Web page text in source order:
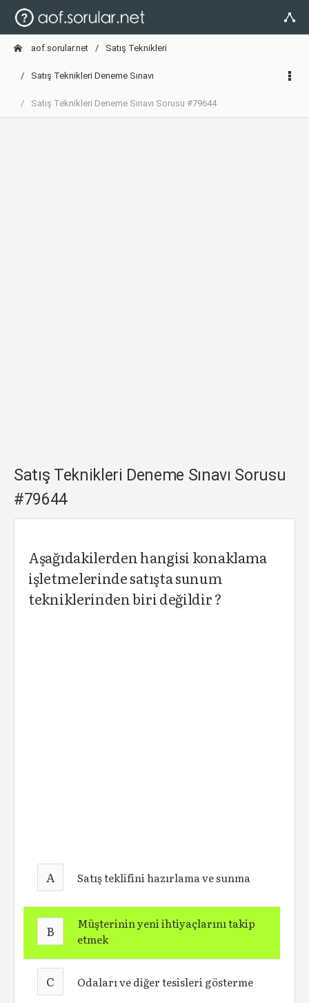
aof.sorular.net Satış Teknikleri
Satış Teknikleri Deneme Sınavı
Satış Teknikleri Deneme Sınavı Sorusu #79644
Satış Teknikleri Deneme Sınavı Sorusu
#79644
Aşağıdakilerden hangisi konaklama
işletmelerinde satışta sunum
tekniklerinden biri değildir ?
A Satış teklifini hazırlama ve sunma
B
Müşterinin yeni ihtiyaçlarını takip
etmek
C Odaları ve diğer tesisleri gösterme